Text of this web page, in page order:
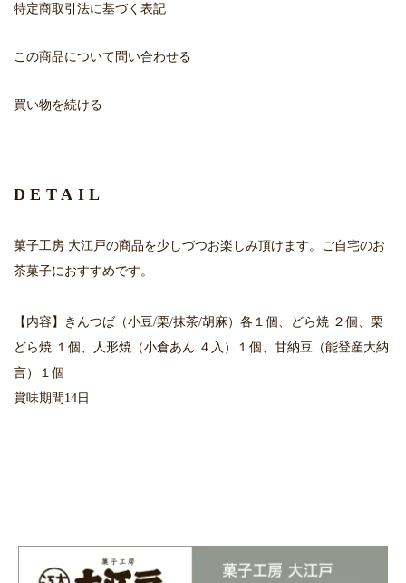
特定商取引法に基づく表記
この商品について問い合わせる
買い物を続ける
DETAIL
菓子工房 大江戸の商品を少しづつお楽しみ頂けます。ご自宅のお
茶菓子におすすめです。
【内容】きんつば（小豆/栗/抹茶/胡麻）各１個、どら焼 ２個、栗
どら焼 １個、人形焼（小倉あん ４入）１個、甘納豆（能登産大納
言）１個
賞味期間14日